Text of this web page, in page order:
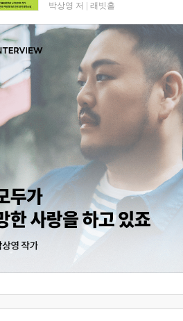
박상영 저 래빗홀